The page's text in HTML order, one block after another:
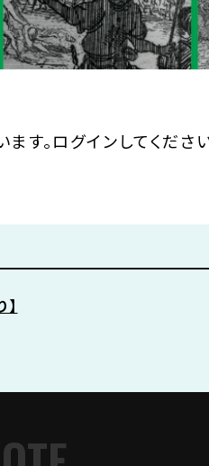
。ログインしてくださ